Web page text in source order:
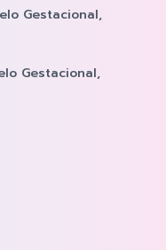
Gestacional,
Gestacional,